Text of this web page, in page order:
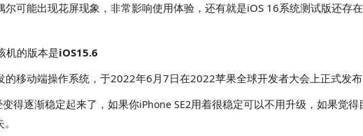
可能出现花屏现象，非常影响使用体验，还有就是iOS 16系统测试版还存
机的版本是iOS15.6
的移动端操作系统，于2022年6月7日在2022苹果全球开发者大会上正式发布
得逐渐稳定起来了，如果你iPhone SE2用着很稳定可以不用升级，如果觉